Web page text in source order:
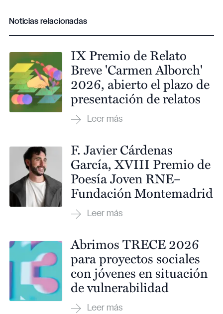
Noticias relacionadas
IX Premio de Relato
Breve 'Carmen Alborch'
2026, abierto el plazo de
presentación de relatos
F. Javier Cárdenas
García, XVIII Premio de
Poesía Joven RNE–
Fundación Montemadrid
Abrimos TRECE 2026
para proyectos sociales
con jóvenes en situación
de vulnerabilidad